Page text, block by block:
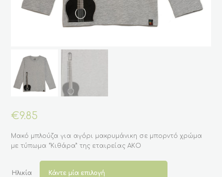
€9.85
Μακό μπλούζα για αγόρι μακρυμάνικη σε μπορντό χρώμα
με τύπωμα “Κιθάρα” της εταιρείας ΑΚΟ
Ηλικία